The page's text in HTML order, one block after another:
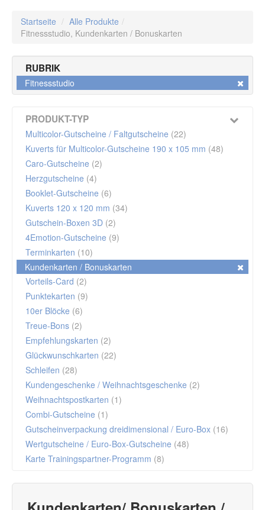
Startseite / Alle Produkte /
Fitnessstudio, Kundenkarten / Bonuskarten
RUBRIK
Fitnessstudio
PRODUKT-TYP
Multicolor-Gutscheine / Faltgutscheine (22)
Kuverts für Multicolor-Gutscheine 190 x 105 mm (48)
Caro-Gutscheine (2)
Herzgutscheine (4)
Booklet-Gutscheine (6)
Kuverts 120 x 120 mm (34)
Gutschein-Boxen 3D (2)
4Emotion-Gutscheine (9)
Terminkarten (10)
Kundenkarten / Bonuskarten
Vorteils-Card (2)
Punktekarten (9)
10er Blöcke (6)
Treue-Bons (2)
Empfehlungskarten (2)
Glückwunschkarten (22)
Schleifen (28)
Kundengeschenke / Weihnachtsgeschenke (2)
Weihnachtspostkarten (1)
Combi-Gutscheine (1)
Gutscheinverpackung dreidimensional / Euro-Box (16)
Wertgutscheine / Euro-Box-Gutscheine (48)
Karte Trainingspartner-Programm (8)